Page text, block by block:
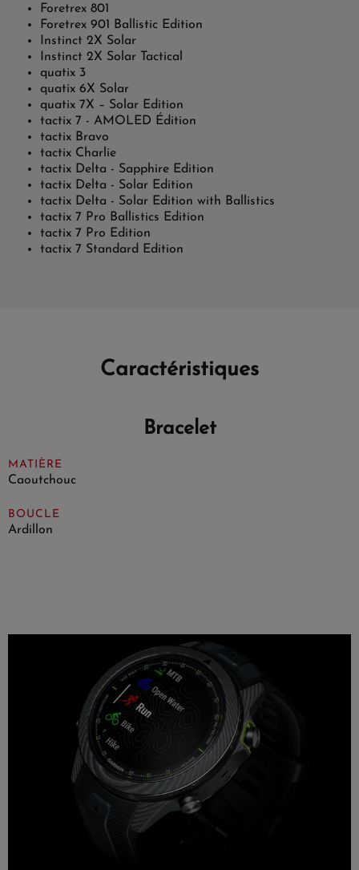
Foretrex 801
Foretrex 901 Ballistic Edition
Instinct 2X Solar
Instinct 2X Solar Tactical
quatix 3
quatix 6X Solar
quatix 7X – Solar Edition
tactix 7 - AMOLED Édition
tactix Bravo
tactix Charlie
tactix Delta - Sapphire Edition
tactix Delta - Solar Edition
tactix Delta - Solar Edition with Ballistics
tactix 7 Pro Ballistics Edition
tactix 7 Pro Edition
tactix 7 Standard Edition
Caractéristiques
Bracelet
MATIÈRE
Caoutchouc
BOUCLE
Ardillon